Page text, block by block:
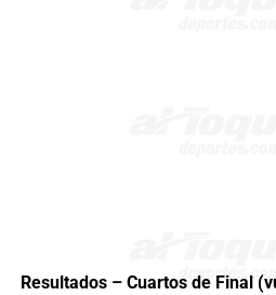
Resultados – Cuartos de Final